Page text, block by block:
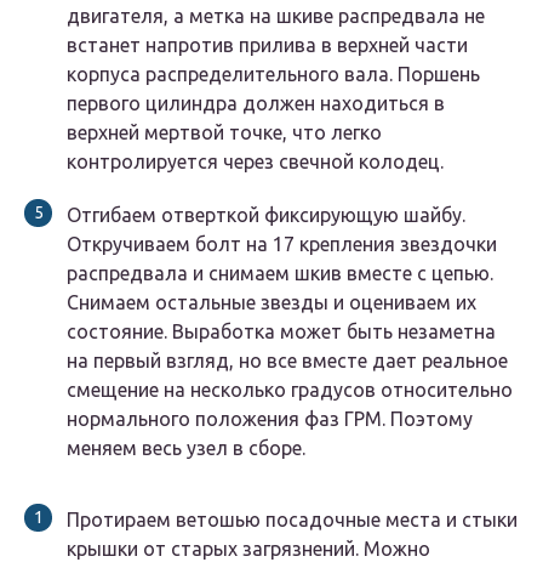
двигателя, а метка на шкиве распредвала не
встанет напротив прилива в верхней части
корпуса распределительного вала. Поршень
первого цилиндра должен находиться в
верхней мертвой точке, что легко
контролируется через свечной колодец.
Отгибаем отверткой фиксирующую шайбу.
Откручиваем болт на 17 крепления звездочки
распредвала и снимаем шкив вместе с цепью.
Снимаем остальные звезды и оцениваем их
состояние. Выработка может быть незаметна
на первый взгляд, но все вместе дает реальное
смещение на несколько градусов относительно
нормального положения фаз ГРМ. Поэтому
меняем весь узел в сборе.
Протираем ветошью посадочные места и стыки
крышки от старых загрязнений. Можно